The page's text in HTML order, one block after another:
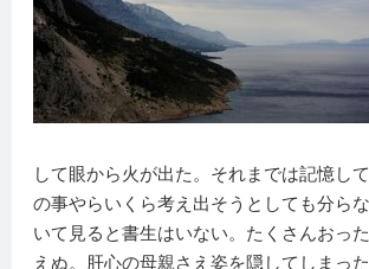
して眼から火が出た。それまでは記憶し
の事やらいくら考え出そうとしても分ら
いて見ると書生はいない。たくさんおっ
えぬ。肝心の母親さえ姿を隠してしまっ